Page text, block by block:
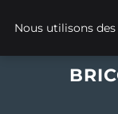
Nous utilisons